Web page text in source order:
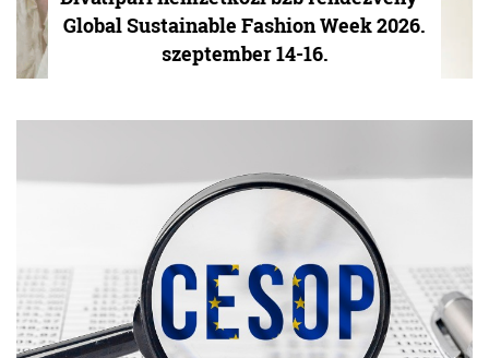
Global Sustainable Fashion Week 2026.
szeptember 14-16.